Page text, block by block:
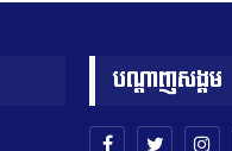
បណ្តាញសង្គម